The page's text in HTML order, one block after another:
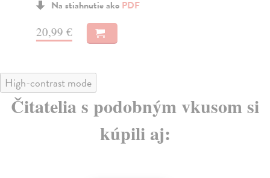
Na stiahnutie ako PDF
20,99 €
High-contrast mode
Čitatelia s podobným vkusom si
kúpili aj: